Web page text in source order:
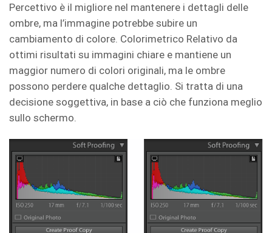
Percettivo è il migliore nel mantenere i dettagli delle
ombre, ma l’immagine potrebbe subire un
cambiamento di colore. Colorimetrico Relativo da
ottimi risultati su immagini chiare e mantiene un
maggior numero di colori originali, ma le ombre
possono perdere qualche dettaglio. Si tratta di una
decisione soggettiva, in base a ciò che funziona meglio
sullo schermo.